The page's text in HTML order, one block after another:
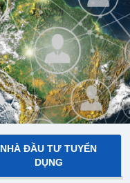
NHÀ ĐẦU TƯ TUYỂN
DỤNG